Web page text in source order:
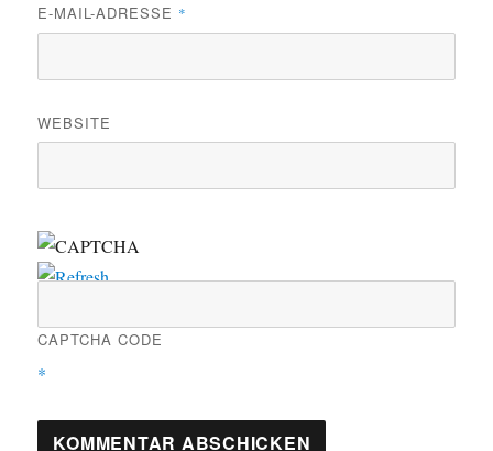
E-MAIL-ADRESSE *
WEBSITE
CAPTCHA CODE
*